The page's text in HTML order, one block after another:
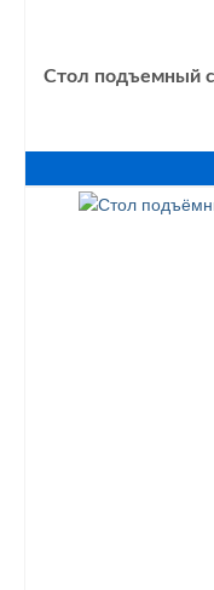
Стол подъемный